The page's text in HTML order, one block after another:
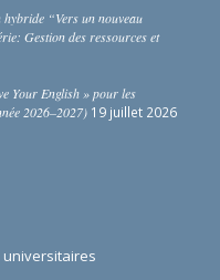
“Vers un nouveau
Gestion des ressources et
Your English » pour les
2026–2027) 19 juillet 2026
universitaires